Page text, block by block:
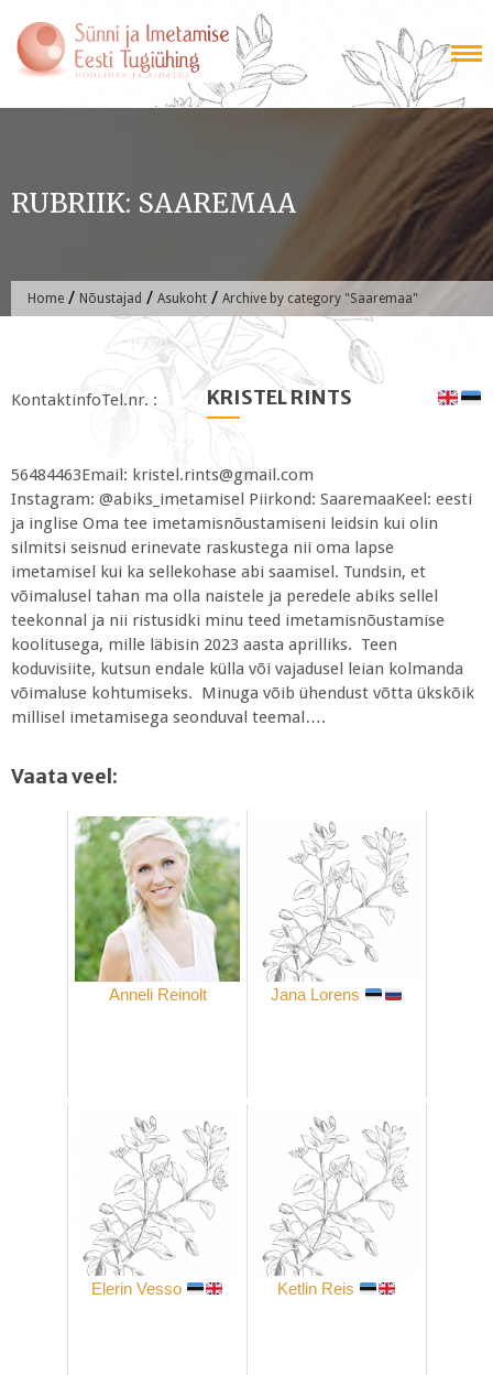
content
RUBRIIK: SAAREMAA
Home / Nõustajad / Asukoht / Archive by category "Saaremaa"
KRISTEL RINTS
KontaktinfoTel.nr. :
56484463Email: kristel.rints@gmail.com
Instagram: @abiks_imetamisel Piirkond: SaaremaaKeel: eesti
ja inglise Oma tee imetamisnõustamiseni leidsin kui olin
silmitsi seisnud erinevate raskustega nii oma lapse
imetamisel kui ka sellekohase abi saamisel. Tundsin, et
võimalusel tahan ma olla naistele ja peredele abiks sellel
teekonnal ja nii ristusidki minu teed imetamisnõustamise
koolitusega, mille läbisin 2023 aasta aprilliks. Teen
koduvisiite, kutsun endale külla või vajadusel leian kolmanda
võimaluse kohtumiseks. Minuga võib ühendust võtta ükskõik
millisel imetamisega seonduval teemal….
Vaata veel:
Anneli Reinolt Jana Lorens
Elerin Vesso Ketlin Reis